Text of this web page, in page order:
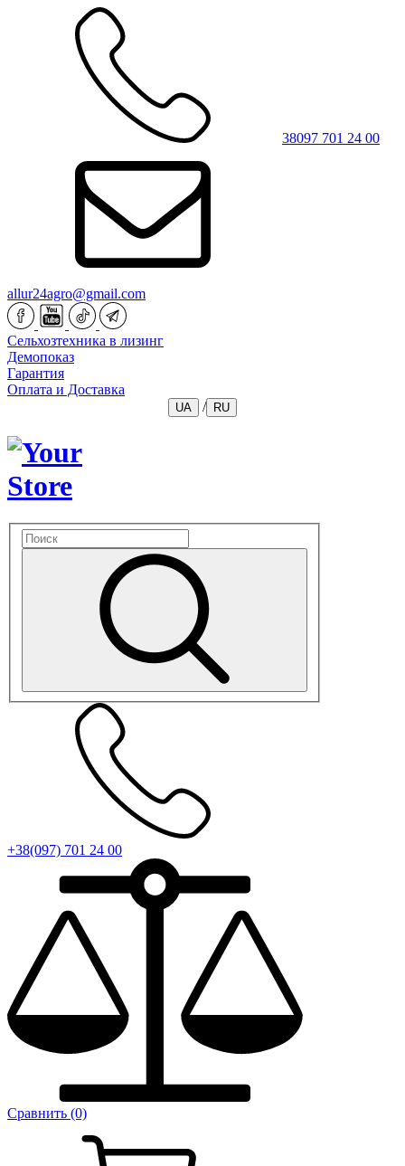
38097 701 24 00
allur24agro@gmail.com
Сельхозтехника в лизинг
Демопоказ
Гарантия
Оплата и Доставка
UA / RU
+38(097) 701 24 00
Сравнить (0)